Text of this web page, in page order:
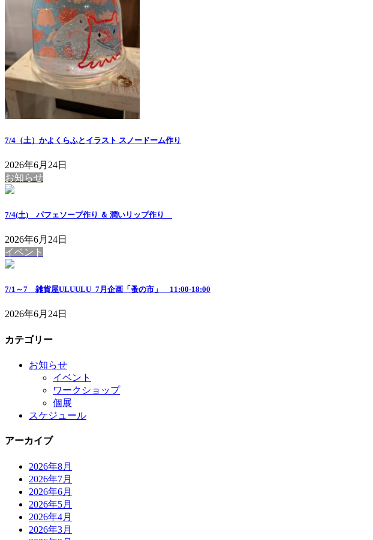
7/4（土）かよくらふとイラスト スノードーム作り
2026年6月24日
お知らせ
7/4(土) パフェソープ作り ＆ 潤いリップ作り
2026年6月24日
イベント
7/1～7 雑貨屋ULUULU_7月企画「蚤の市」 11:00-18:00
2026年6月24日
カテゴリー
お知らせ
イベント
ワークショップ
個展
スケジュール
アーカイブ
2026年8月
2026年7月
2026年6月
2026年5月
2026年4月
2026年3月